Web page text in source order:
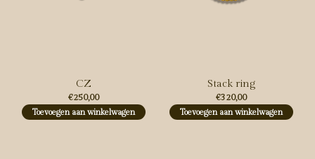
CZ
€250,00
Toevoegen aan winkelwagen
Stack ring
€320,00
Toevoegen aan winkelwagen